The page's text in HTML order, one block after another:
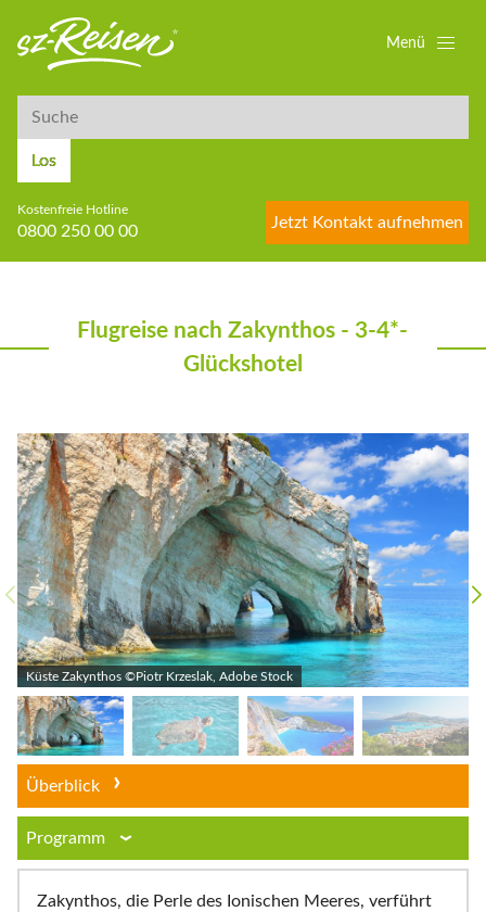
Suche
Los
Kostenfreie Hotline
0800 250 00 00
Jetzt Kontakt aufnehmen
Menü
Flugreise nach Zakynthos - 3-4*-
Glückshotel
Küste Zakynthos ©Piotr Krzeslak, Adobe Stock
Überblick
Programm
Zakynthos, die Perle des Ionischen Meeres, verführt